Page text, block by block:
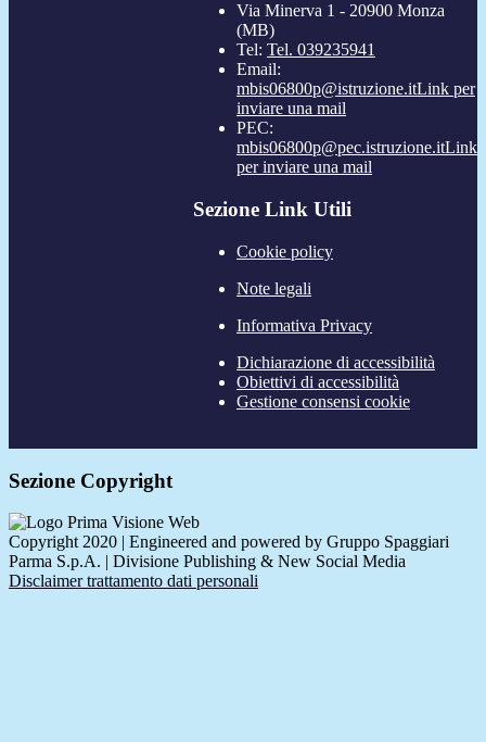
Via Minerva 1 - 20900 Monza
(MB)
Tel: Tel. 039235941
Email:
mbis06800p@istruzione.itLink per
inviare una mail
PEC:
mbis06800p@pec.istruzione.itLink
per inviare una mail
Sezione Link Utili
Cookie policy
Note legali
Informativa Privacy
Dichiarazione di accessibilità
Obiettivi di accessibilità
Gestione consensi cookie
Sezione Copyright
Copyright 2020 | Engineered and powered by Gruppo Spaggiari
Parma S.p.A. | Divisione Publishing & New Social Media
Disclaimer trattamento dati personali